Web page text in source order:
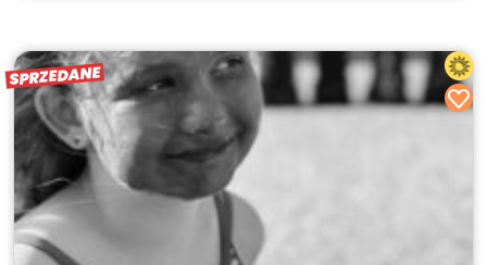
SPRZEDANE